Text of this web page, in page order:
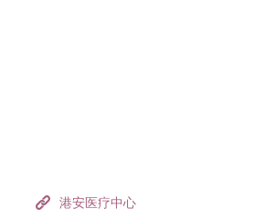
港安医疗中心